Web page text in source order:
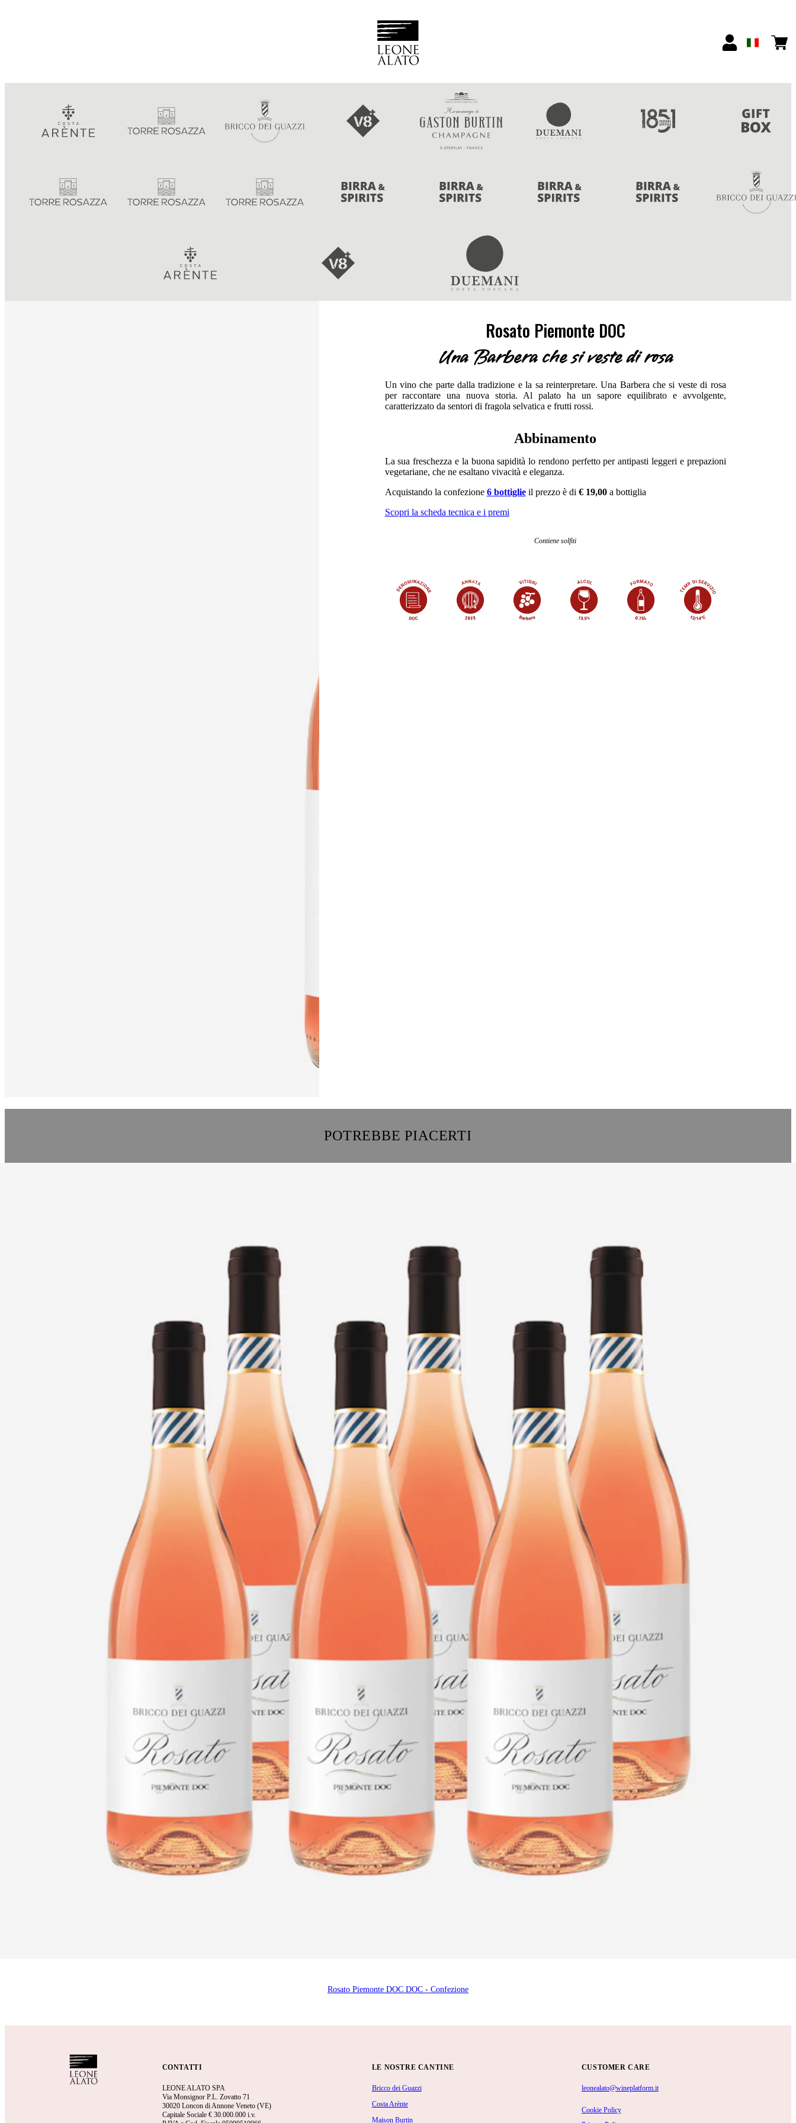
Rosato Piemonte DOC
Una Barbera che si veste di rosa
Un vino che parte dalla tradizione e la sa reinterpretare. Una Barbera che si veste di rosa
per raccontare una nuova storia. Al palato ha un sapore equilibrato e avvolgente,
caratterizzato da sentori di fragola selvatica e frutti rossi.
Abbinamento
La sua freschezza e la buona sapidità lo rendono perfetto per antipasti leggeri e prepazioni
vegetariane, che ne esaltano vivacità e eleganza.
Acquistando la confezione 6 bottiglieil prezzo è di € 19,00a bottiglia
Scopri la scheda tecnica e i premi
Contiene solfiti
POTREBBE PIACERTI
Rosato Piemonte DOC DOC - Confezione
CONTATTI
LEONE ALATO SPA
Via Monsignor P.L. Zovatto 71
30020 Loncon di Annone Veneto (VE)
Capitale Sociale € 30.000.000 i.v.
LE NOSTRE CANTINE
Bricco dei Guazzi
Costa Arènte
Maison Burtin
CUSTOMER CARE
leonealato@wineplatform.it
Cookie Policy